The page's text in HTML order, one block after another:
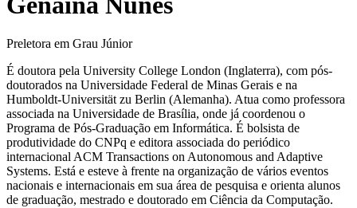
Preletora em Grau Júnior
É doutora pela University College London (Inglaterra), com pós-
doutorados na Universidade Federal de Minas Gerais e na
Humboldt-Universität zu Berlin (Alemanha). Atua como professora
associada na Universidade de Brasília, onde já coordenou o
Programa de Pós-Graduação em Informática. É bolsista de
produtividade do CNPq e editora associada do periódico
internacional ACM Transactions on Autonomous and Adaptive
Systems. Está e esteve à frente na organização de vários eventos
nacionais e internacionais em sua área de pesquisa e orienta alunos
de graduação, mestrado e doutorado em Ciência da Computação.